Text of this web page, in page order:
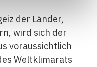
der Länder,
wird sich der
voraussichtlich
Weltklimarats